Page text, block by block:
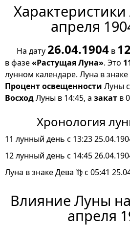
апреля
На дату 26.04.1904 в
в фазе«Растущая Луна». Это
лунном календаре. Луна в знаке
Процент освещенности Луны
ВосходЛуны в 14:45, а закат в
Хронология
11 лунный день с 13:23
12 лунный день с 14:45
Луна в знаке Дева ♍ с 05:41
Влияние Луны
апреля